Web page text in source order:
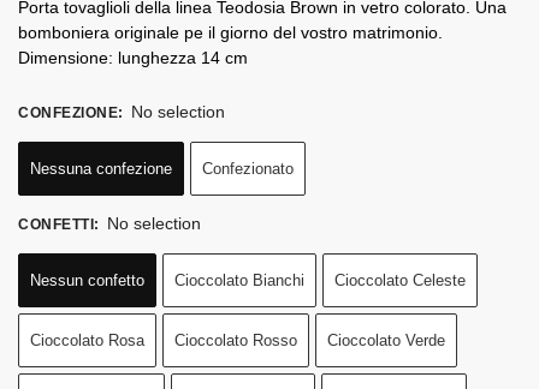
Porta tovaglioli della linea Teodosia Brown in vetro colorato. Una
bomboniera originale pe il giorno del vostro matrimonio.
Dimensione: lunghezza 14 cm
CONFEZIONE: No selection
Nessuna confezione Confezionato
CONFETTI: No selection
Nessun confetto Cioccolato Bianchi Cioccolato Celeste
Cioccolato Rosa Cioccolato Rosso Cioccolato Verde